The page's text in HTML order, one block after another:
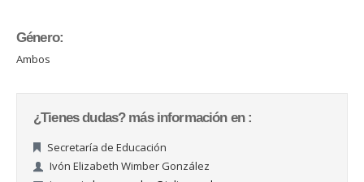
Género:
Ambos
¿Tienes dudas? más información en :
Secretaría de Educación
Ivón Elizabeth Wimber González